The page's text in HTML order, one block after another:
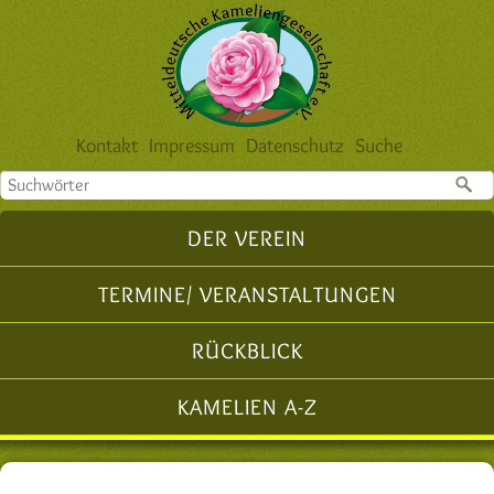
Navigation
überspringen
Kontakt Impressum Datenschutz Suche
überspringen
DER VEREIN
TERMINE/ VERANSTALTUNGEN
RÜCKBLICK
KAMELIEN A-Z